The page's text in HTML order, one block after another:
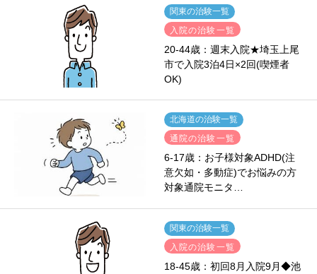
関東の治験一覧
入院の治験一覧
20-44歳：週末入院★埼玉上尾
市で入院3泊4日×2回(喫煙者
OK)
北海道の治験一覧
通院の治験一覧
6-17歳：お子様対象ADHD(注
意欠如・多動症)でお悩みの方
対象通院モニタ…
関東の治験一覧
入院の治験一覧
18-45歳：初回8月入院9月◆池